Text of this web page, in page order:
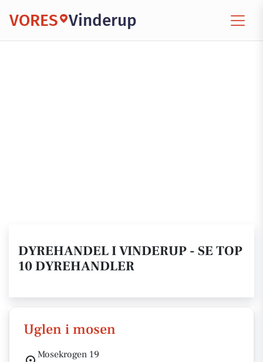
VORES Vinderup
DYREHANDEL I VINDERUP - SE TOP
10 DYREHANDLER
Uglen i mosen
Mosekrogen 19